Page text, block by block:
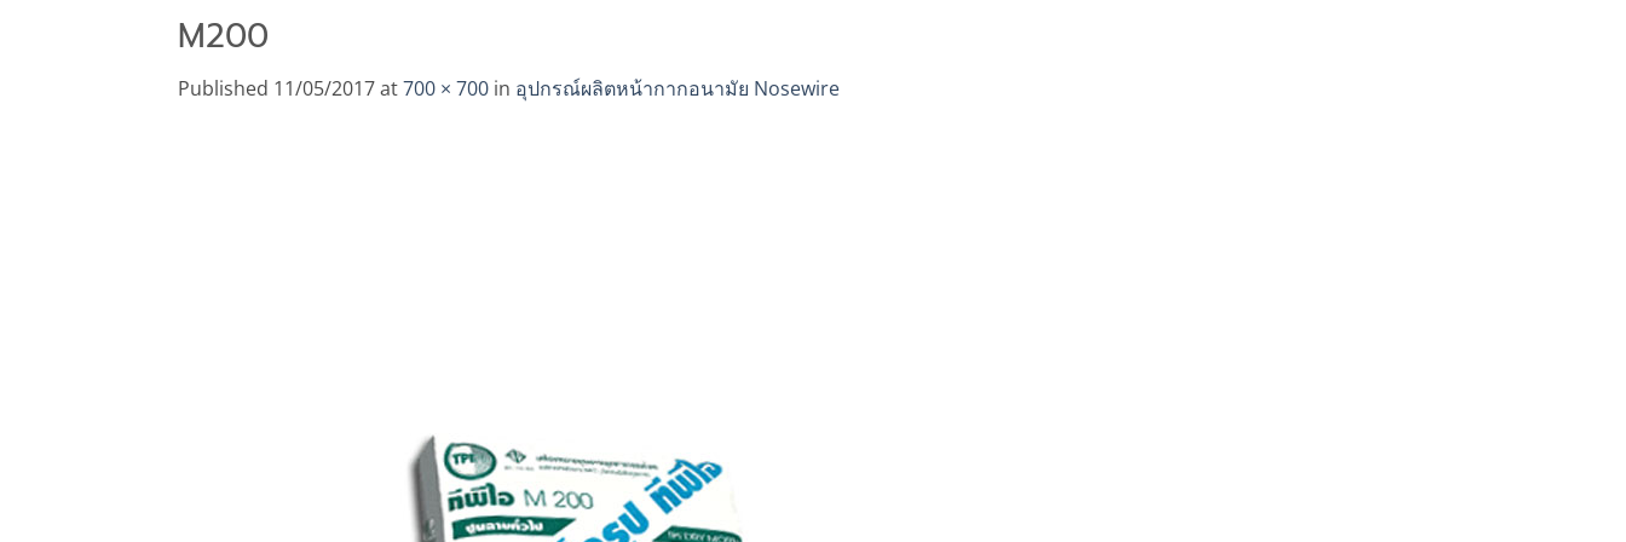
M200
Published 11/05/2017at700 × 700 in อุปกรณ์ผลิตหน้ากากอนามัย Nosewire